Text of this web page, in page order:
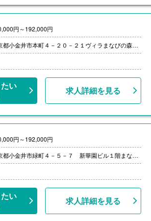
円～192,000円
東京都小金井市本町４－２０－２１ヴィラまなびの森保育園武蔵小金井
い
求人詳細を見る
円～192,000円
東京都小金井市緑町４－５－７ 新華園ビル１階まなびの森 保育園小金井北プチ・クレイシュ
い
求人詳細を見る